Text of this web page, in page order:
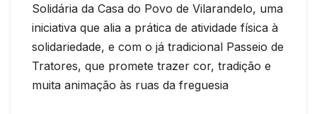
Solidária da Casa do Povo de Vilarandelo, uma
iniciativa que alia a prática de atividade física à
solidariedade, e com o já tradicional Passeio de
Tratores, que promete trazer cor, tradição e
muita animação às ruas da freguesia